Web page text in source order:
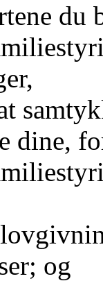
du
dine,
og